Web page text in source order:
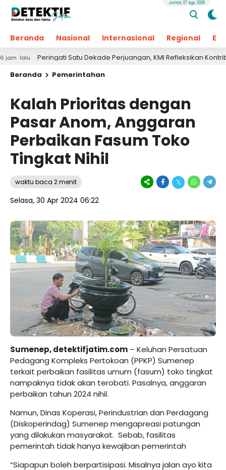
Beranda Nasional Internasional Regional
Jumat, 07 Agu 2026
Peringati Satu Dekade Perjuangan, KMI Refleksikan Kontribusi untuk
Beranda
Pemerintahan
Kalah Prioritas dengan
Pasar Anom, Anggaran
Perbaikan Fasum Toko
Tingkat Nihil
waktu baca 2 menit
Selasa, 30 Apr 2024 06:22
Sumenep, detektifjatim.com – Keluhan Persatuan
Pedagang Kompleks Pertokoan (PPKP) Sumenep
terkait perbaikan fasilitas umum (fasum) toko tingkat
nampaknya tidak akan terobati. Pasalnya, anggaran
perbaikan tahun 2024 nihil.
Namun, Dinas Koperasi, Perindustrian dan Perdagang
(Diskoperindag) Sumenep mengapreasi patungan
yang dilakukan masyarakat. Sebab, fasilitas
pemerintah tidak hanya kewajiban pemerintah
“Siapapun boleh berpartisipasi. Misalnya jalan ayo kita